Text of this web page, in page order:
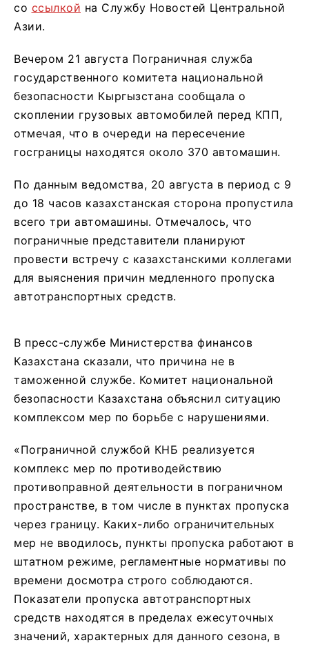
со ссылкой на Службу Новостей Центральной
Азии.
Вечером 21 августа Пограничная служба
государственного комитета национальной
безопасности Кыргызстана сообщала о
скоплении грузовых автомобилей перед КПП,
отмечая, что в очереди на пересечение
госграницы находятся около 370 автомашин.
По данным ведомства, 20 августа в период с 9
до 18 часов казахстанская сторона пропустила
всего три автомашины. Отмечалось, что
пограничные представители планируют
провести встречу с казахстанскими коллегами
для выяснения причин медленного пропуска
автотранспортных средств.
В пресс-службе Министерства финансов
Казахстана сказали, что причина не в
таможенной службе. Комитет национальной
безопасности Казахстана объяснил ситуацию
комплексом мер по борьбе с нарушениями.
«Пограничной службой КНБ реализуется
комплекс мер по противодействию
противоправной деятельности в пограничном
пространстве, в том числе в пунктах пропуска
через границу. Каких-либо ограничительных
мер не вводилось, пункты пропуска работают в
штатном режиме, регламентные нормативы по
времени досмотра строго соблюдаются.
Показатели пропуска автотранспортных
средств находятся в пределах ежесуточных
значений, характерных для данного сезона, в